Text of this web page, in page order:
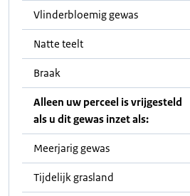
Vlinderbloemig gewas
Natte teelt
Braak
Alleen uw perceel is vrijgesteld
als u dit gewas inzet als:
Meerjarig gewas
Tijdelijk grasland